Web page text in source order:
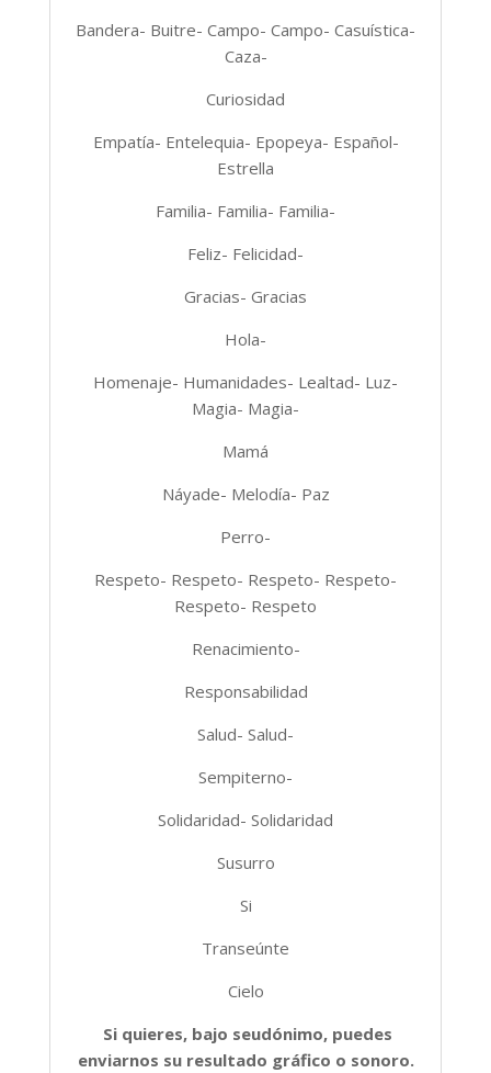
Bandera- Buitre- Campo- Campo- Casuística-
Caza-
Curiosidad
Empatía- Entelequia- Epopeya- Español-
Estrella
Familia- Familia- Familia-
Feliz- Felicidad-
Gracias- Gracias
Hola-
Homenaje- Humanidades- Lealtad- Luz-
Magia- Magia-
Mamá
Náyade- Melodía- Paz
Perro-
Respeto- Respeto- Respeto- Respeto-
Respeto- Respeto
Renacimiento-
Responsabilidad
Salud- Salud-
Sempiterno-
Solidaridad- Solidaridad
Susurro
Si
Transeúnte
Cielo
Si quieres, bajo seudónimo, puedes
enviarnos su resultado gráfico o sonoro.